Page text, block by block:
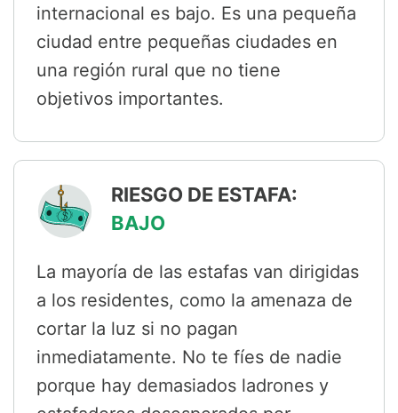
internacional es bajo. Es una pequeña
ciudad entre pequeñas ciudades en
una región rural que no tiene
objetivos importantes.
RIESGO DE ESTAFA:
BAJO
La mayoría de las estafas van dirigidas
a los residentes, como la amenaza de
cortar la luz si no pagan
inmediatamente. No te fíes de nadie
porque hay demasiados ladrones y